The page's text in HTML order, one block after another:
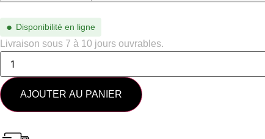
● Disponibilité en ligne
Livraison sous 7 à 10 jours ouvrables.
AJOUTER AU PANIER